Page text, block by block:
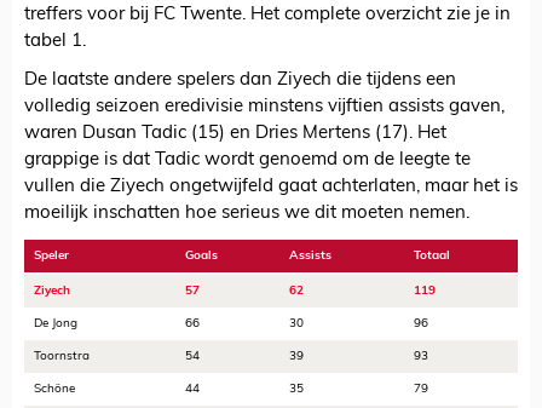
treffers voor bij FC Twente. Het complete overzicht zie je in
tabel 1.
De laatste andere spelers dan Ziyech die tijdens een
volledig seizoen eredivisie minstens vijftien assists gaven,
waren Dusan Tadic (15) en Dries Mertens (17). Het
grappige is dat Tadic wordt genoemd om de leegte te
vullen die Ziyech ongetwijfeld gaat achterlaten, maar het is
moeilijk inschatten hoe serieus we dit moeten nemen.
Speler Goals Assists Totaal
Ziyech 57 62 119
De Jong 66 30 96
Toornstra 54 39 93
Schöne 44 35 79